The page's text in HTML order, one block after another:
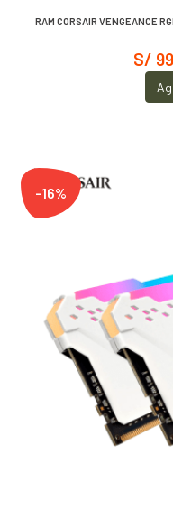
RAM CORSAIR VENGEANCE
S/
-16%